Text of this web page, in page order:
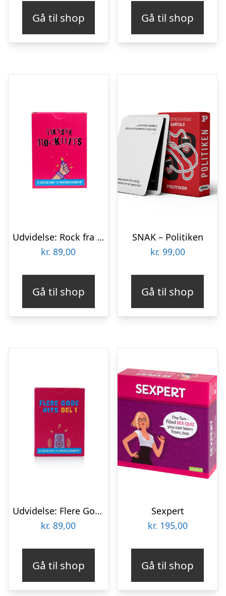
Gå til shop Gå til shop
Udvidelse: Rock fra Danmark
kr. 89,00
Gå til shop
SNAK – Politiken
kr. 99,00
Gå til shop
Udvidelse: Flere Gode Hits Del 1
kr. 89,00
Gå til shop
Sexpert
kr. 195,00
Gå til shop